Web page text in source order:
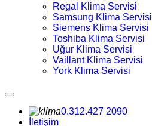
Regal Klima Servisi
Samsung Klima Servisi
Siemens Klima Servisi
Toshiba Klima Servisi
Uğur Klima Servisi
Vaillant Klima Servisi
York Klima Servisi
0.312.427 2090
İletişim